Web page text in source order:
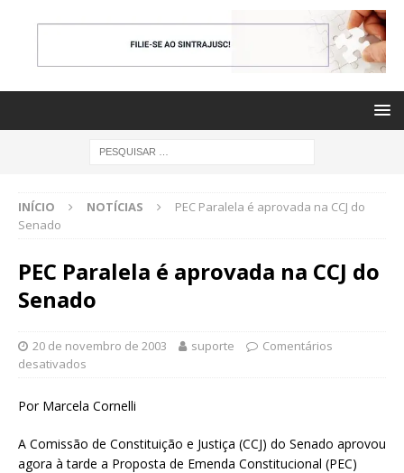
INÍCIO NOTÍCIAS
PEC Paralela é aprovada na CCJ do
Senado
PEC Paralela é aprovada na CCJ do
Senado
20 de novembro de 2003 suporte
Comentários
desativados
Por Marcela Cornelli
A Comissão de Constituição e Justiça (CCJ) do Senado aprovou
agora à tarde a Proposta de Emenda Constitucional (PEC)